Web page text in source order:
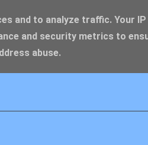
and to analyze traffic. Your IP
and security metrics to
abuse.